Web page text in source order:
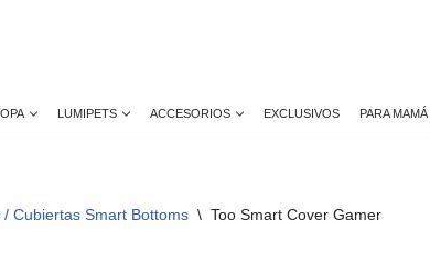
LUMIPETS ACCESORIOS EXCLUSIVOS PARA MAMÁ
/ Cubiertas Smart Bottoms \ Too Smart Cover Gamer